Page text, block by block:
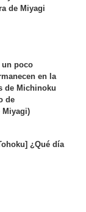
de Miyagi
un poco
en la
de Michinoku
de
Miyagi)
¿Qué día